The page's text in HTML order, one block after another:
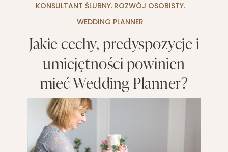
KONSULTANT ŚLUBNY, ROZWÓJ OSOBISTY,
WEDDING PLANNER
Jakie cechy, predyspozycje i
umiejętności powinien
mieć Wedding Planner?